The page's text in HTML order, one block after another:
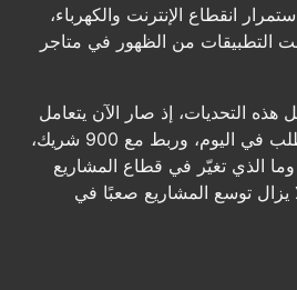
انقطاع الإنترنت والكهرباء،
التطبيقات من الظهور في متاجر
التحديات، إذ صار الآن يتعامل
مع أكثر من ستة آلاف طلب في اليوم، وربط مع 900 شريك،
الذي تغيّر في قطاع المشاريع
يزال توسع المشاريع صعبًا في